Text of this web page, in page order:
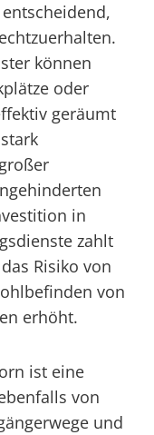
können
oder
geräumt
in
zahlt
Risiko von
von
erhöht.
ist eine
von
und